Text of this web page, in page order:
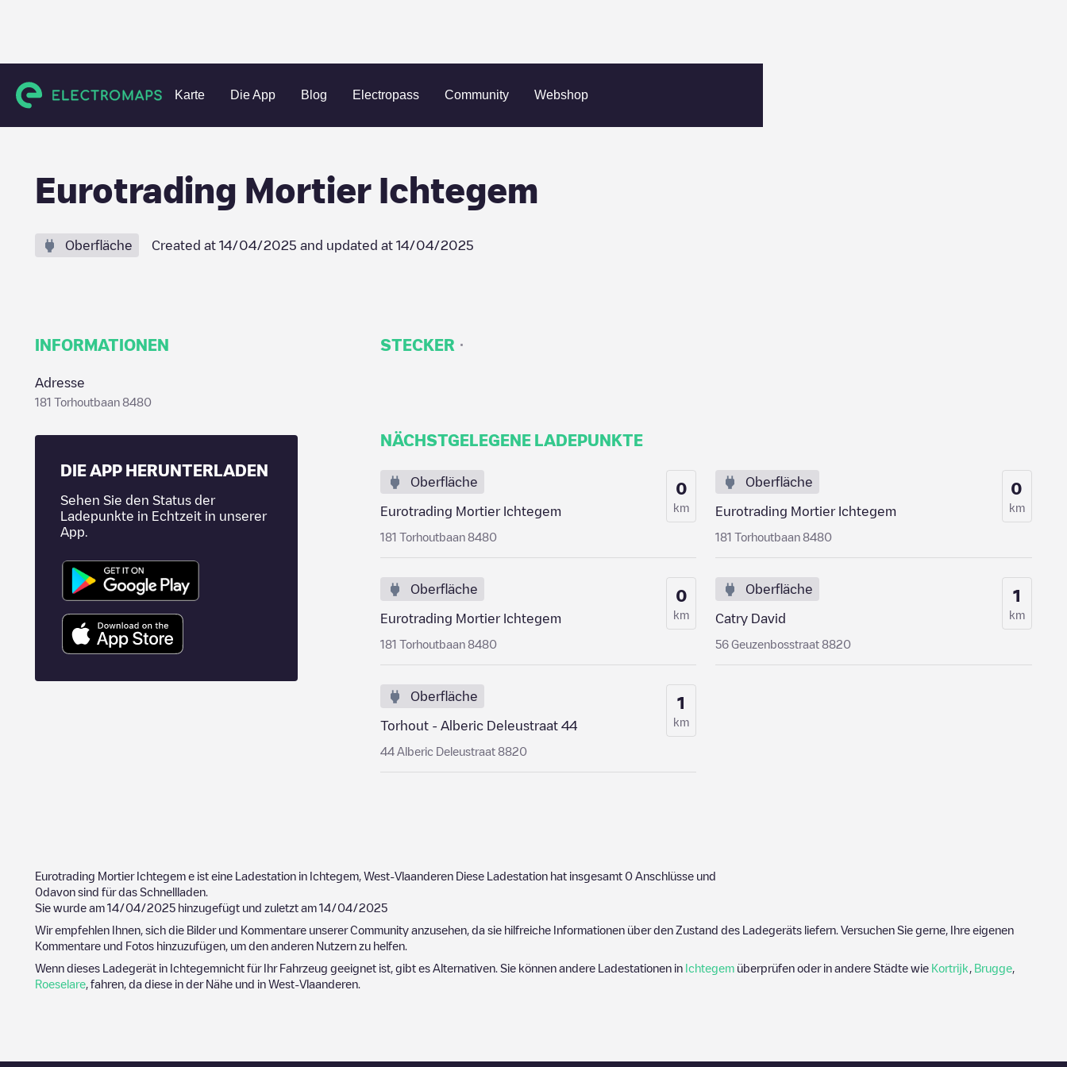
Karte Die App Blog Electropass Community Webshop
Charging stations Belgien West-Vlaanderen Ichtegem Eurotrading Mortier Ichtegem
Eurotrading Mortier Ichtegem
Oberfläche Created at 14/04/2025 and updated at 14/04/2025
INFORMATIONEN
Adresse
181 Torhoutbaan 8480
DIE APP HERUNTERLADEN
Sehen Sie den Status der
Ladepunkte in Echtzeit in unserer
App.
STECKER ·
NÄCHSTGELEGENE LADEPUNKTE
Oberfläche
Eurotrading Mortier Ichtegem
181 Torhoutbaan 8480
0
km
Oberfläche
Eurotrading Mortier Ichtegem
181 Torhoutbaan 8480
0
km
Oberfläche
Eurotrading Mortier Ichtegem
181 Torhoutbaan 8480
0
km
Oberfläche
Catry David
56 Geuzenbosstraat 8820
1
km
Oberfläche
Torhout - Alberic Deleustraat 44
44 Alberic Deleustraat 8820
1
km
Eurotrading Mortier Ichtegem e ist eine Ladestation in Ichtegem West-Vlaanderen Diese Ladestation hat insgesamt 0 Anschlüsse und
0davon sind für das Schnellladen.
Sie wurde am 14/04/2025 hinzugefügt und zuletzt am 14/04/2025
Wir empfehlen Ihnen, sich die Bilder und Kommentare unserer Community anzusehen, da sie hilfreiche Informationen über den Zustand des Ladegeräts liefern. Versuchen Sie gerne, Ihre eigenen
Kommentare und Fotos hinzuzufügen, um den anderen Nutzern zu helfen.
Wenn dieses Ladegerät in Ichtegemnicht für Ihr Fahrzeug geeignet ist, gibt es Alternativen. Sie können andere Ladestationen in Ichtegem überprüfen oder in andere Städte wie Kortrijk Brugge
Roeselare , fahren, da diese in der Nähe und in West-Vlaanderen